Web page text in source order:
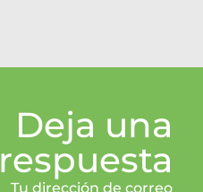
Deja una
respuesta
Tu dirección de correo